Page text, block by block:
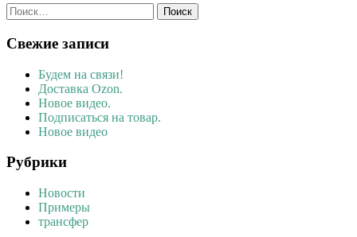
Найти:
Свежие записи
Будем на связи!
Доставка Ozon.
Новое видео.
Подписаться на товар.
Новое видео
Рубрики
Новости
Примеры
трансфер